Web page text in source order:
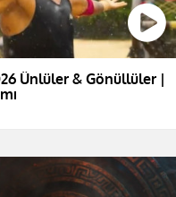
Ünlüler & Gönüllüler |